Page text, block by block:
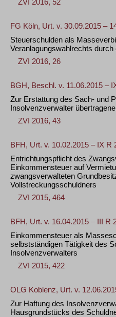
ZVI 2016, 52
FG Köln, Urt. v. 30.09.2015 –
Steuerschulden als
Veranlagungswahlrechts
ZVI 2016, 26
BGH, Beschl. v. 11.06.2015 –
Zur Erstattung des Sach- und
Insolvenzverwalter
ZVI 2016, 43
BFH, Urt. v. 10.02.2015 – IX R
Entrichtungspflicht des
Einkommensteuer auf
zwangsverwalteten
Vollstreckungsschuldners
ZVI 2015, 464
BFH, Urt. v. 16.04.2015 – III R
Einkommensteuer als
selbstständigen Tätigkeit des
Insolvenzverwalters
ZVI 2015, 422
OLG Koblenz, Urt. v.
Zur Haftung des
Hausgrundstücks des